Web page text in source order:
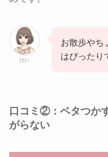
けい
お散歩やち
はぴったり
口コミ②：ベタつか
がらない